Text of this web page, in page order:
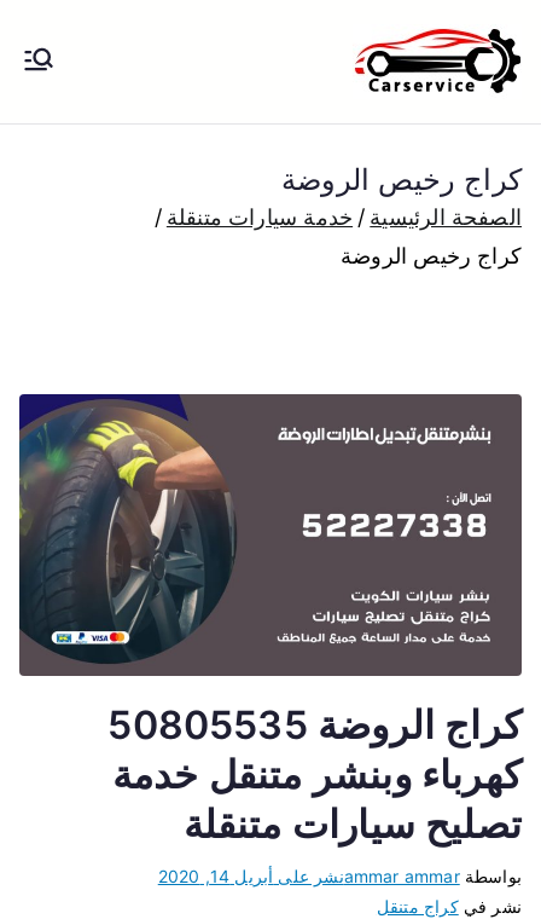
إلى
المحتوى
بنشر متنقل الكويت كهرباء وبنشر تبديل
بارخص الاسعار
كراج رخيص الروضة
الصفحة الرئيسية
خدمة سيارات متنقلة
كراج رخيص الروضة
كراج الروضة 50805535
كهرباء وبنشر متنقل خدمة
تصليح سيارات متنقلة
بواسطةammar ammarنشر على أبريل 14, 2020
نشر فيكراج متنقل